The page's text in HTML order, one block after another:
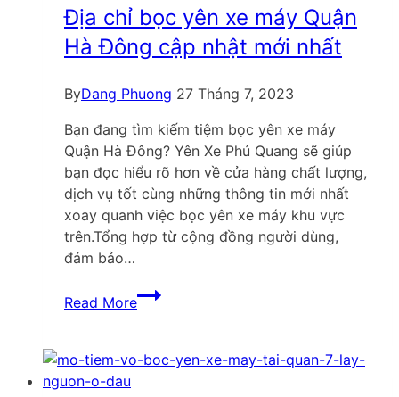
Ninh
Bình
cập
mới
Địa chỉ bọc yên xe máy Quận
Hà Đông cập nhật mới nhất
ByDang Phuong 27 Tháng 7, 2023
Bạn đang tìm kiếm tiệm bọc yên xe máy
Quận Hà Đông? Yên Xe Phú Quang sẽ giúp
bạn đọc hiểu rõ hơn về cửa hàng chất lượng,
dịch vụ tốt cùng những thông tin mới nhất
xoay quanh việc bọc yên xe máy khu vực
trên.Tổng hợp từ cộng đồng người dùng,
đảm bảo…
Read More
Địa
chỉ
yên